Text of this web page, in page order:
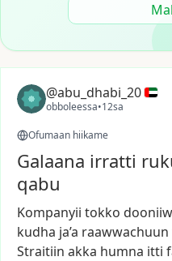
@abu_dhabi_20
obboleessa•12sa
Ofumaan hiikame
Galaana irratti
qabu
Kompanyii tokko
kudha ja’a raawwachuun
Straitiin akka humna itti